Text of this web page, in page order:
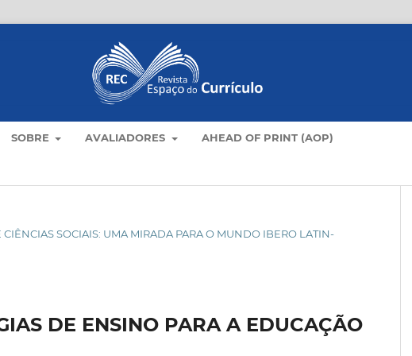
SOBRE AVALIADORES AHEAD OF PRINT (AOP)
SOCIAIS: UMA MIRADA PARA O MUNDO IBERO LATIN-
DE ENSINO PARA A EDUCAÇÃO